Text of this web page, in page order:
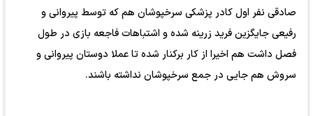
صادقی نفر اول کادر پزشکی سرخپوشان هم که توسط پیروانی و
رفیعی جایگزین فرید زرینه شده و اشتباهات فاجعه بازی در طول
فصل داشت هم اخیرا از کار برکنار شده تا عملا دوستان پیروانی و
سروش هم جایی در جمع سرخپوشان نداشته باشند.